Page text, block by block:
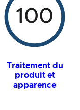
100
Traitement du
produit et
apparence